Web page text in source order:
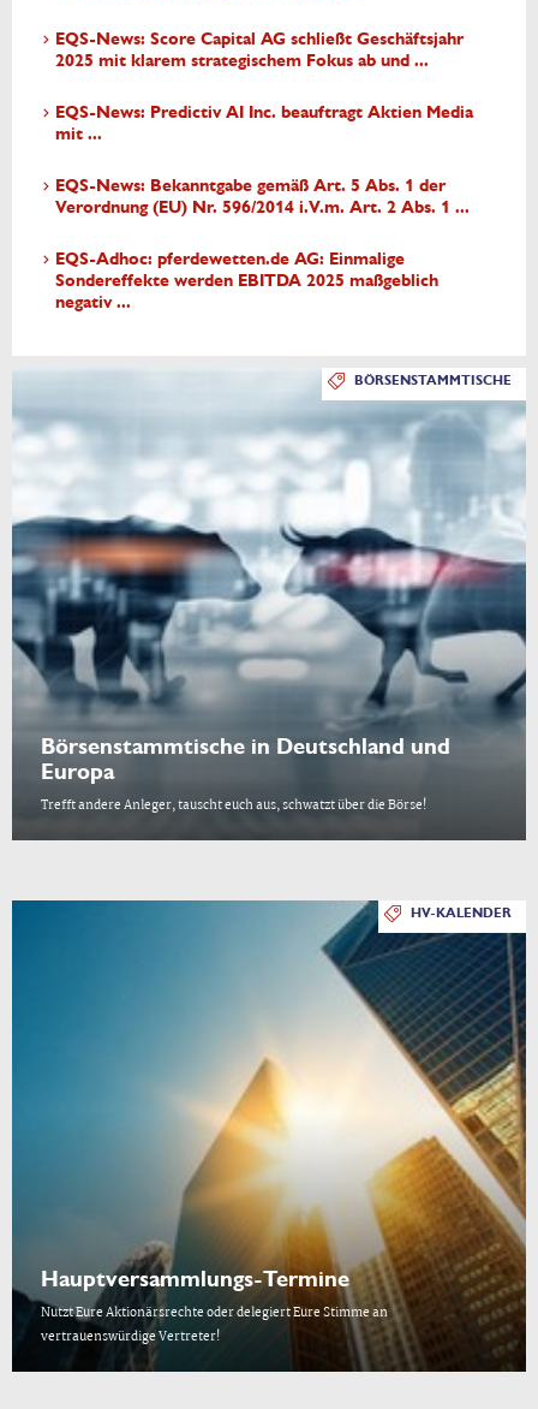
EQS-News: Score Capital AG schließt Geschäftsjahr
2025 mit klarem strategischem Fokus ab und ...
EQS-News: Predictiv AI Inc. beauftragt Aktien Media
mit ...
EQS-News: Bekanntgabe gemäß Art. 5 Abs. 1 der
Verordnung (EU) Nr. 596/2014 i.V.m. Art. 2 Abs. 1 ...
EQS-Adhoc: pferdewetten.de AG: Einmalige
Sondereffekte werden EBITDA 2025 maßgeblich
negativ ...
BÖRSENSTAMMTISCHE
Börsenstammtische in Deutschland und
Europa
Trefft andere Anleger, tauscht euch aus, schwatzt über die Börse!
HV-KALENDER
Hauptversammlungs-Termine
Nutzt Eure Aktionärsrechte oder delegiert Eure Stimme an
vertrauenswürdige Vertreter!